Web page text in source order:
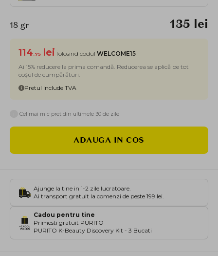
18 gr 135 lei
114 .75 lei folosind codul WELCOME15
Ai 15% reducere la prima comandă. Reducerea se aplică pe tot
coșul de cumpărături.
Pretul include TVA
Cel mai mic pret din ultimele 30 de zile
ADAUGA IN COS
Ajunge la tine in 1-2 zile lucratoare.
Ai transport gratuit la comenzi de peste 199 lei.
Cadou pentru tine
Primesti gratuit PURITO
PURITO K-Beauty Discovery Kit - 3 Bucati